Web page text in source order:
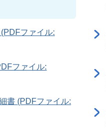
ファイル:
ファイル:
書 (PDFファイル: